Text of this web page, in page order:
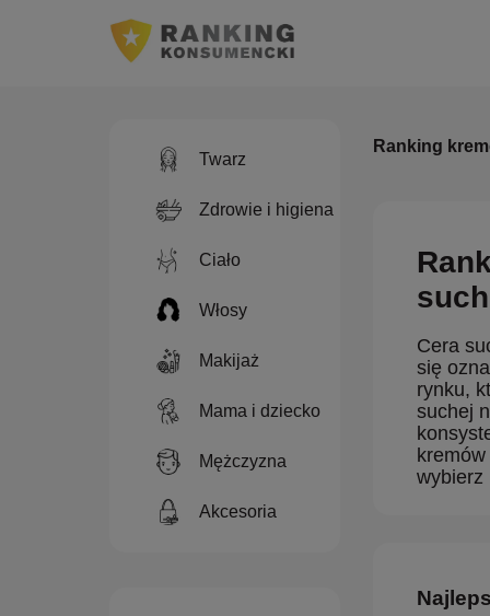
Twarz
Zdrowie i higiena
Ciało
Włosy
Makijaż
Mama i dziecko
Mężczyzna
Akcesoria
Ranking
Cera
się
rynku,
suchej
wybierz